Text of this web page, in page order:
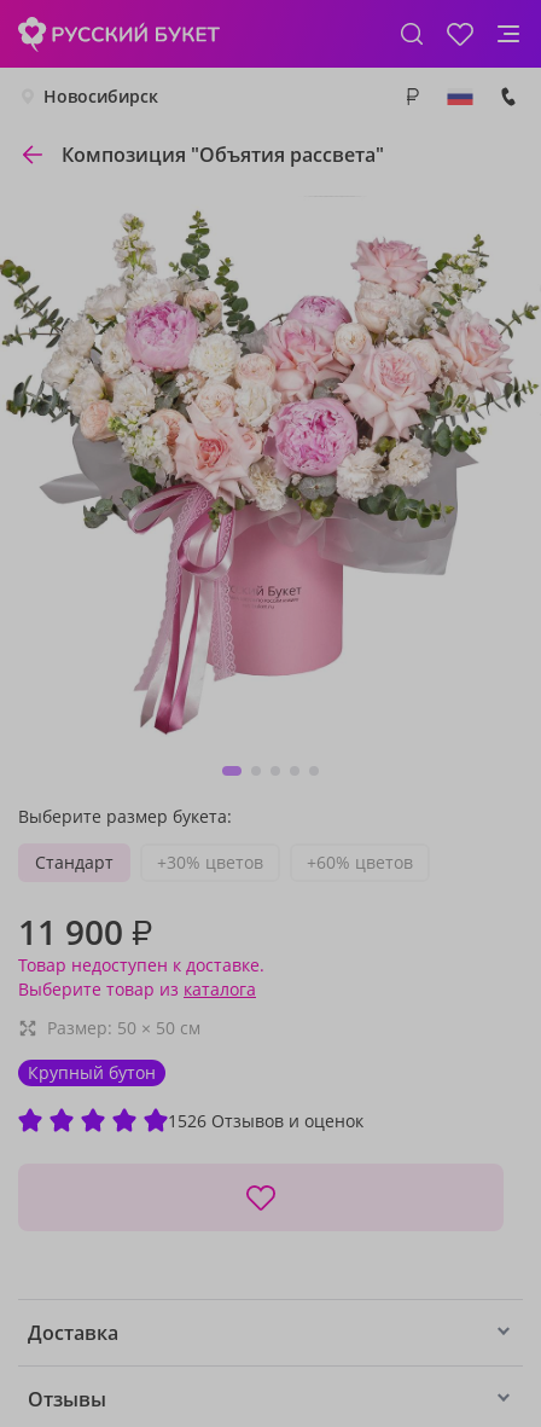
Новосибирск
Композиция "Объятия рассвета"
Выберите размер букета:
Стандарт
+30% цветов +60% цветов
11 900 ₽
Товар недоступен к доставке.
Выберите товар из каталога
Размер: 50 × 50 см
Крупный бутон
1526 Отзывов и оценок
Доставка
Отзывы